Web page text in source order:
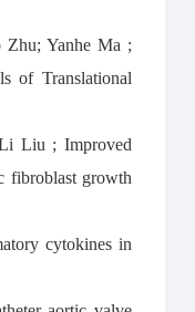
Zhu; Yanhe Ma ;
of Translational
Liu ; Improved
fibroblast growth
cytokines in